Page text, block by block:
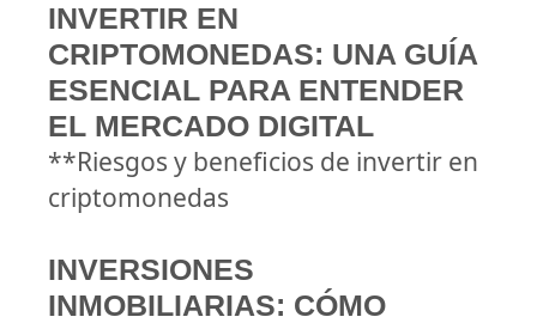
INVERTIR EN
CRIPTOMONEDAS: UNA GUÍA
ESENCIAL PARA ENTENDER
EL MERCADO DIGITAL
**Riesgos y beneficios de invertir en
criptomonedas
INVERSIONES
INMOBILIARIAS: CÓMO